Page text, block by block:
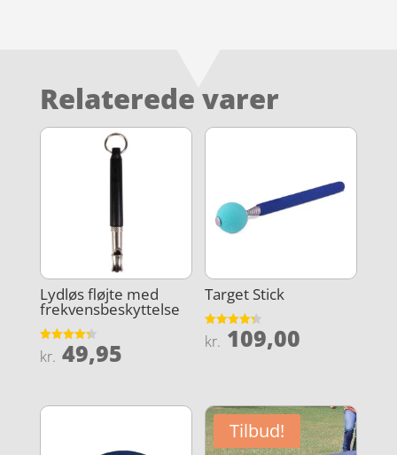
Relaterede varer
Lydløs fløjte med
frekvensbeskyttelse
Vurderet
4.3
kr. 49,95
Target Stick
Vurderet
4.3
kr. 109,00
Tilbud!